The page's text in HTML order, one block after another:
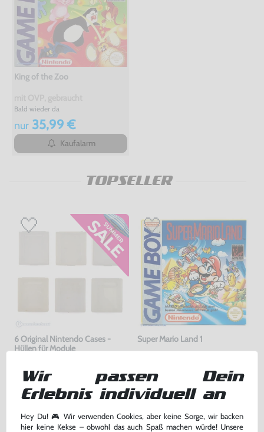
King of the Zoo
Bald wieder da
nur35,99 €
Kaufalarm
TOPSELLER
6 Original Nintendo Cases -
Hüllen für Module
-10% bisher
jetzt nur 11,69 €
Super Mario Land 1
nur47,99 €
Wir passen Dein
Erlebnis individuell an
Hey Du! 🎮 Wir verwenden Cookies, aber keine Sorge, wir backen
hier keine Kekse – obwohl das auch Spaß machen würde! Unsere